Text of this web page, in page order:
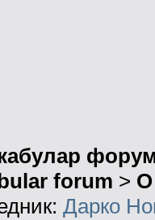
forum > О
Дарко